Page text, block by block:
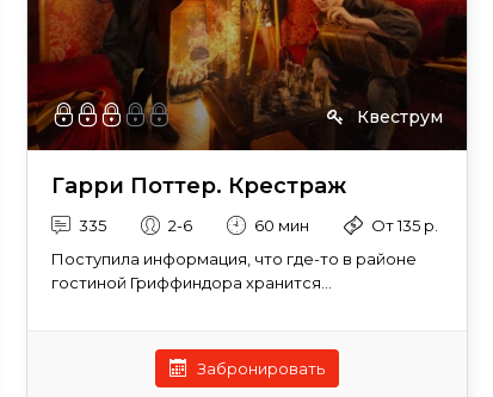
Квеструм
Гарри Поттер. Крестраж
335 2-6 60 мин
От 135 р.
Поступила информация, что где-то в районе
гостиной Гриффиндора хранится...
Забронировать